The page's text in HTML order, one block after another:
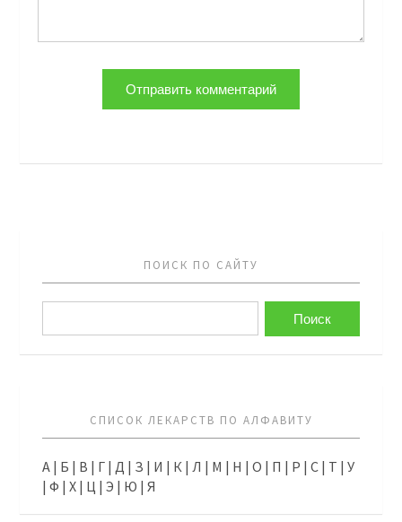
ПОИСК ПО САЙТУ
СПИСОК ЛЕКАРСТВ ПО АЛФАВИТУ
А | Б | В | Г |Д | З | И | К |Л | М | Н |О | П | Р |С | Т |У
|Ф |Х | Ц |Э | Ю |Я